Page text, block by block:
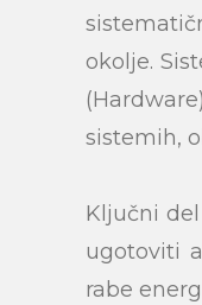
okolje.
sistemih,
Ključni
ugotoviti
rabe